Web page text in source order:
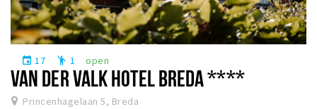
event 17 emoji_people 1 open
VAN DER VALK HOTEL BREDA ****
Princenhagelaan 5, Breda